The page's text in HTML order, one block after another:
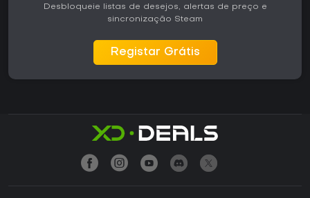
Desbloqueie listas de desejos, alertas de preço e
sincronização Steam
Registar Grátis